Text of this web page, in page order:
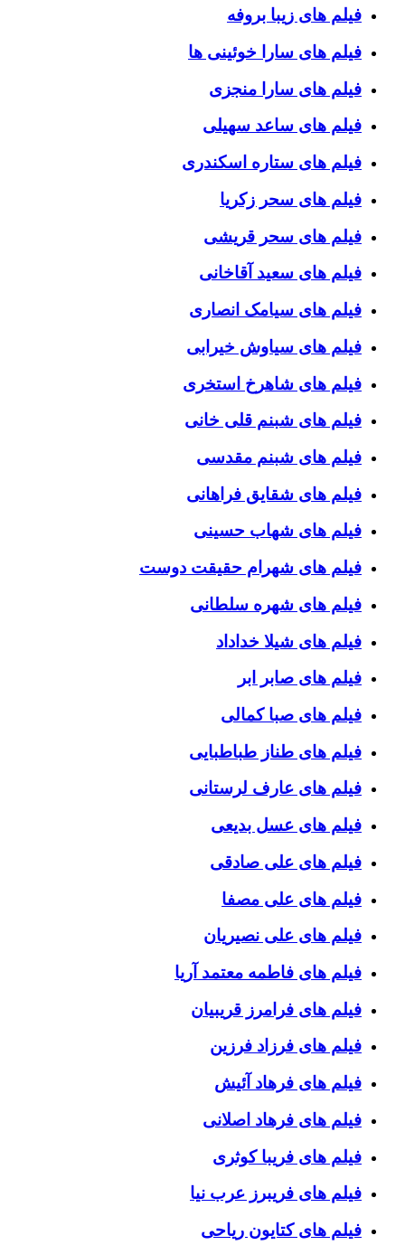
فیلم های زیبا بروفه
فیلم های سارا خوئینی ها
فیلم های سارا منجزی
فیلم های ساعد سهیلی
فیلم های ستاره اسکندری
فیلم های سحر زکریا
فیلم های سحر قریشی
فیلم های سعید آقاخانی
فیلم های سیامک انصاری
فیلم های سیاوش خیرابی
فیلم های شاهرخ استخری
فیلم های شبنم قلی خانی
فیلم های شبنم مقدسی
فیلم های شقایق فراهانی
فیلم های شهاب حسینی
فیلم های شهرام حقیقت دوست
فیلم های شهره سلطانی
فیلم های شیلا خداداد
فیلم های صابر ابر
فیلم های صبا کمالی
فیلم های طناز طباطبایی
فیلم های عارف لرستانی
فیلم های عسل بدیعی
فیلم های علی صادقی
فیلم های علی مصفا
فیلم های علی نصیریان
فیلم های فاطمه معتمد آریا
فیلم های فرامرز قریبیان
فیلم های فرزاد فرزین
فیلم های فرهاد آئیش
فیلم های فرهاد اصلانی
فیلم های فریبا کوثری
فیلم های فریبرز عرب نیا
فیلم های کتایون ریاحی